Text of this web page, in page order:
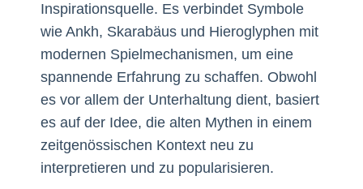
Inspirationsquelle. Es verbindet Symbole
wie Ankh, Skarabäus und Hieroglyphen mit
modernen Spielmechanismen, um eine
spannende Erfahrung zu schaffen. Obwohl
es vor allem der Unterhaltung dient, basiert
es auf der Idee, die alten Mythen in einem
zeitgenössischen Kontext neu zu
interpretieren und zu popularisieren.